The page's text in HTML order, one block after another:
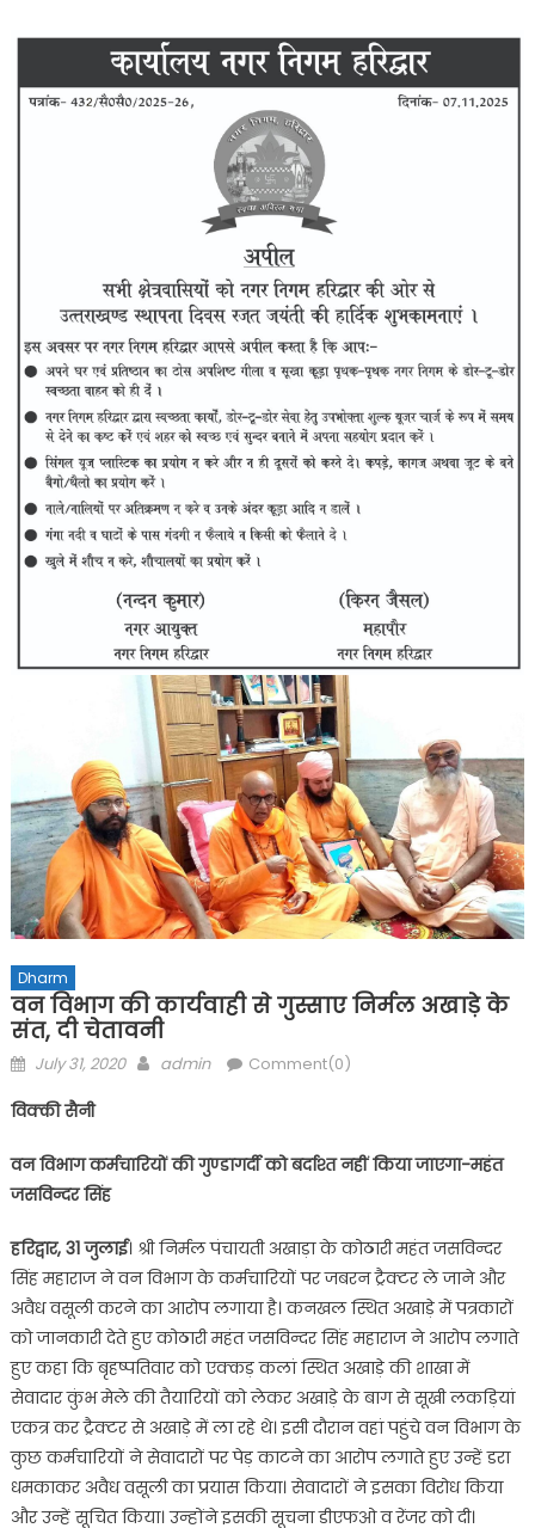
Dharm
वन विभाग की कार्यवाही से गुस्साए निर्मल अखाड़े के
संत, दी चेतावनी
Posted
July 31, 2020 Author
admin Comment(0)
विक्की सैनी
वन विभाग कर्मचारियों की गुण्डागर्दी को बर्दाश्त नहीं किया जाएगा-महंत
जसविन्दर सिंह
हरिद्वार, 31 जुलाई। श्री निर्मल पंचायती अखाड़ा के कोठारी महंत जसविन्दर
सिंह महाराज ने वन विभाग के कर्मचारियों पर जबरन ट्रैक्टर ले जाने और
अवैध वसूली करने का आरोप लगाया है। कनखल स्थित अखाड़े में पत्रकारों
को जानकारी देते हुए कोठारी महंत जसविन्दर सिंह महाराज ने आरोप लगाते
हुए कहा कि बृहष्पतिवार को एक्कड़ कलां स्थित अखाड़े की शाखा में
सेवादार कुंभ मेले की तैयारियों को लेकर अखाड़े के बाग से सूखी लकड़ियां
एकत्र कर ट्रैक्टर से अखाड़े में ला रहे थे। इसी दौरान वहां पहुंचे वन विभाग के
कुछ कर्मचारियों ने सेवादारों पर पेड़ काटने का आरोप लगाते हुए उन्हें डरा
धमकाकर अवैध वसूली का प्रयास किया। सेवादारों ने इसका विरोध किया
और उन्हें सूचित किया। उन्होंने इसकी सूचना डीएफओ व रेंजर को दी।